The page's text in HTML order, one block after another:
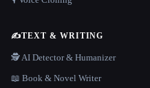
✍️TEXT & WRITING
🕵️ AI Detector & Humanizer
📖 Book & Novel Writer